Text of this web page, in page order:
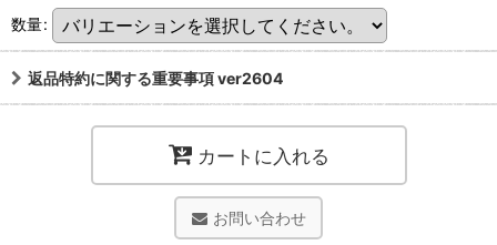
数量:
返品特約に関する重要事項 ver2604
カートに入れる
お問い合わせ